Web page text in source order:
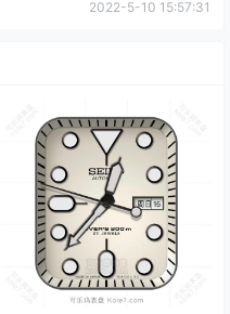
2022-5-10 15:57:31